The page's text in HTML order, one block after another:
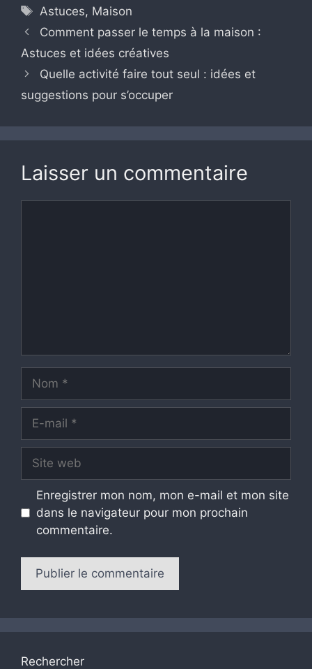
Étiquettes
Astuces, Maison
Comment passer le temps à la maison :
Astuces et idées créatives
Quelle activité faire tout seul : idées et
suggestions pour s’occuper
Laisser un commentaire
Nom
Site
Enregistrer mon nom, mon e-mail et mon site
dans le navigateur pour mon prochain
commentaire.
Rechercher